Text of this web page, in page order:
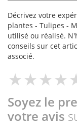
Décrivez votre
plantes - Tulipes -
utilisé ou réalisé.
conseils sur cet
associé.
Soyez le
votre avis